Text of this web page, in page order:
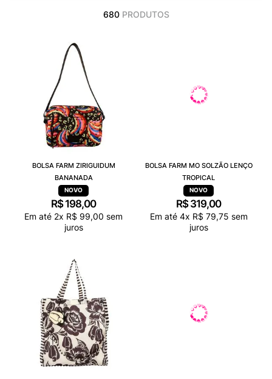
680 PRODUTOS
BOLSA FARM ZIRIGUIDUM
BANANADA
R$ 198,00
Em até 2x R$ 99,00 sem
juros
BOLSA FARM MO SOLZÃO LENÇO
TROPICAL
R$ 319,00
Em até 4x R$ 79,75 sem
juros